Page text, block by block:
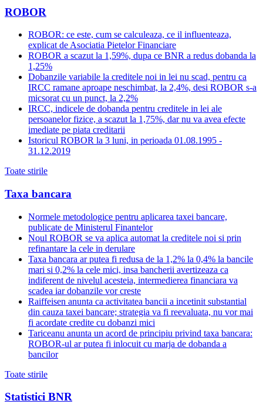
ROBOR
ROBOR: ce este, cum se calculeaza, ce il influenteaza,
explicat de Asociatia Pietelor Financiare
ROBOR a scazut la 1,59%, dupa ce BNR a redus dobanda la
1,25%
Dobanzile variabile la creditele noi in lei nu scad, pentru ca
IRCC ramane aproape neschimbat, la 2,4%, desi ROBOR s-a
micsorat cu un punct, la 2,2%
IRCC, indicele de dobanda pentru creditele in lei ale
persoanelor fizice, a scazut la 1,75%, dar nu va avea efecte
imediate pe piata creditarii
Istoricul ROBOR la 3 luni, in perioada 01.08.1995 -
31.12.2019
Toate stirile
Taxa bancara
Normele metodologice pentru aplicarea taxei bancare,
publicate de Ministerul Finantelor
Noul ROBOR se va aplica automat la creditele noi si prin
refinantare la cele in derulare
Taxa bancara ar putea fi redusa de la 1,2% la 0,4% la bancile
mari si 0,2% la cele mici, insa bancherii avertizeaza ca
indiferent de nivelul acesteia, intermedierea financiara va
scadea iar dobanzile vor creste
Raiffeisen anunta ca activitatea bancii a incetinit substantial
din cauza taxei bancare; strategia va fi reevaluata, nu vor mai
fi acordate credite cu dobanzi mici
Tariceanu anunta un acord de principiu privind taxa bancara:
ROBOR-ul ar putea fi inlocuit cu marja de dobanda a
bancilor
Toate stirile
Statistici BNR